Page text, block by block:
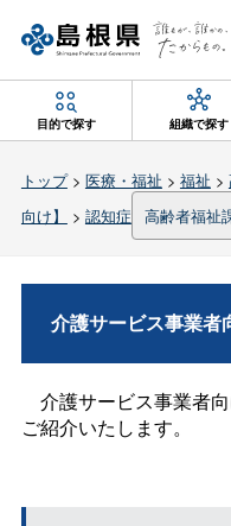
目的で探す 組織で探す
トップ> 医療・福祉 > 福祉 >
向け】
> 認知症 高齢者福祉
介護サービス事業者
介護サービス事業者
ご紹介いたします。